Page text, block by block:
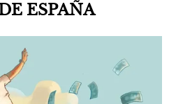
ESPAÑA